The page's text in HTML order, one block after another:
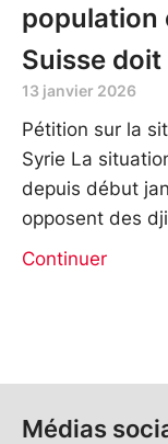
population
Suisse doit
13 janvier 2026
Pétition sur la
Syrie La
depuis début
opposent des
Continuer
Médias